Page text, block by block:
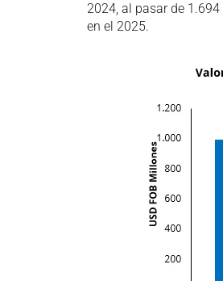
2024, al pasar de
en el 2025.